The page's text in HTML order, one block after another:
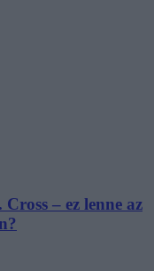
– ez lenne az